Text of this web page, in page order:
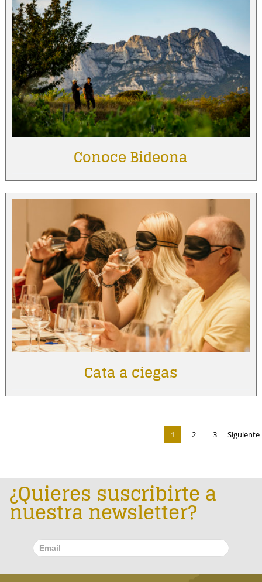
Conoce Bideona
Cata a ciegas
1 2 3 Siguiente
¿Quieres suscribirte a
nuestra newsletter?